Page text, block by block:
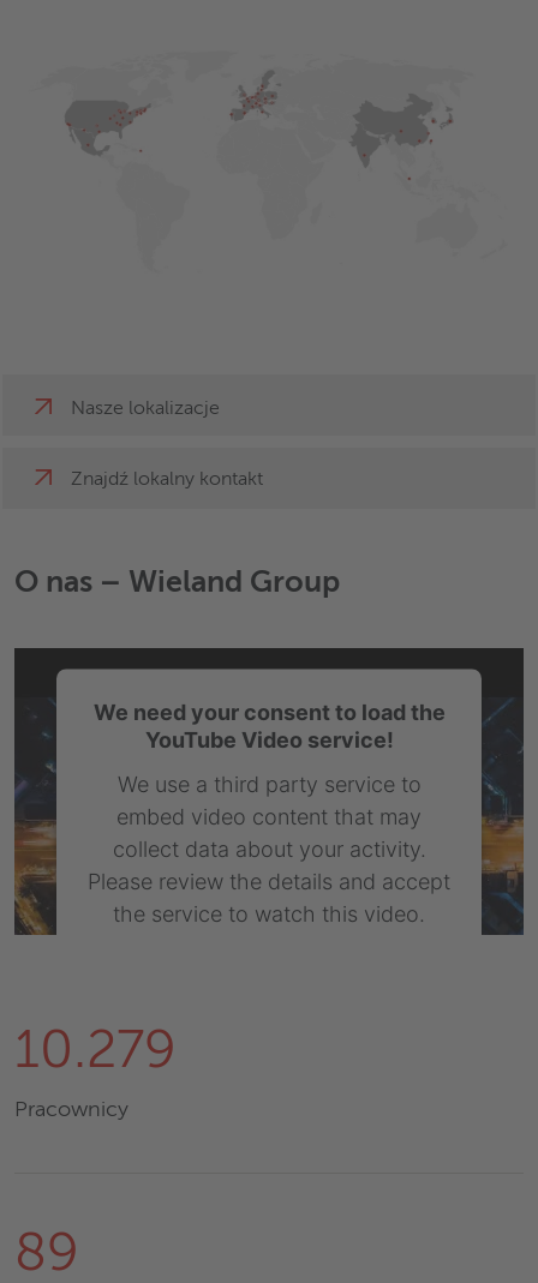
Nasze lokalizacje
Znajdź lokalny kontakt
O nas – Wieland Group
We need your consent to load the
YouTube Video service!
We use a third party service to
embed video content that may
collect data about your activity.
Please review the details and accept
the service to watch this video.
Powered by
10.279
Pracownicy
89